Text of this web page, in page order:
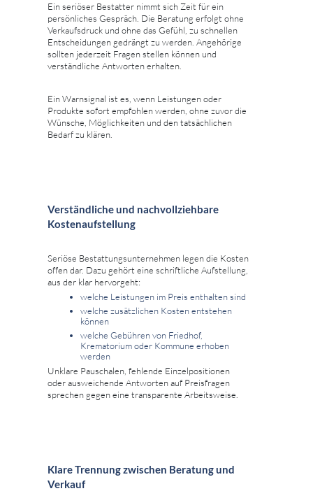
Ein seriöser Bestatter nimmt sich Zeit für ein
persönliches Gespräch. Die Beratung erfolgt ohne
Verkaufsdruck und ohne das Gefühl, zu schnellen
Entscheidungen gedrängt zu werden. Angehörige
sollten jederzeit Fragen stellen können und
verständliche Antworten erhalten.
Ein Warnsignal ist es, wenn Leistungen oder
Produkte sofort empfohlen werden, ohne zuvor die
Wünsche, Möglichkeiten und den tatsächlichen
Bedarf zu klären.
Verständliche und nachvollziehbare
Kostenaufstellung
Seriöse Bestattungsunternehmen legen die Kosten
offen dar. Dazu gehört eine schriftliche Aufstellung,
aus der klar hervorgeht:
welche Leistungen im Preis enthalten sind
welche zusätzlichen Kosten entstehen
können
welche Gebühren von Friedhof,
Krematorium oder Kommune erhoben
werden
Unklare Pauschalen, fehlende Einzelpositionen
oder ausweichende Antworten auf Preisfragen
sprechen gegen eine transparente Arbeitsweise.
Klare Trennung zwischen Beratung und
Verkauf